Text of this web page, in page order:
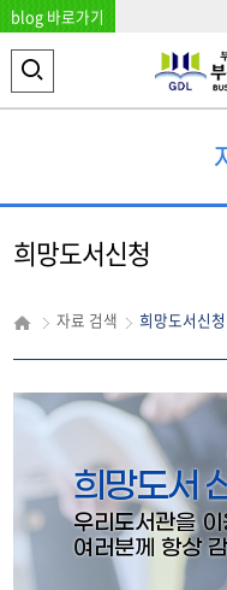
blog 바로가기
검
색
역
열
희망도서신청
자료 검색 희망도서신청
희망도서
우리도서관을
여러분께 항상